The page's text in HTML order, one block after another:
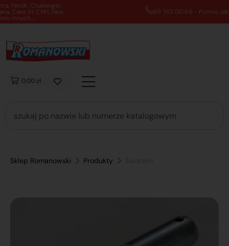
89 762 00 69 - Pomoc zakupowa 7:00 - 16:00
0,00 zł
Sklep Romanowski Produkty